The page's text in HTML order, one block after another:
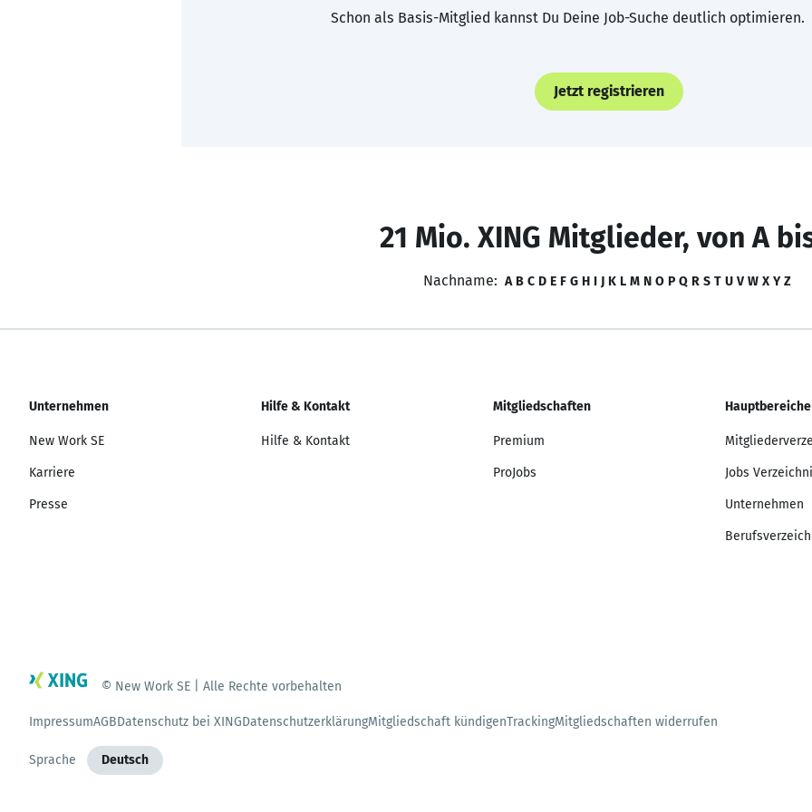
Schon als Basis-Mitglied kannst Du Deine Job-Suche deutlich optimieren.
Jetzt registrieren
21 Mio. XING Mitglieder, von A
Nachname: A B C D E F G H I J K L M N O P Q R S T U V W X Y Z
Unternehmen
New Work SE
Karriere
Presse
Hilfe & Kontakt
Hilfe & Kontakt
Mitgliedschaften
Premium
ProJobs
Hauptbereiche
Jobs
Unternehmen
© New Work SE | Alle Rechte vorbehalten
ImpressumAGBDatenschutz bei XINGDatenschutzerklärungMitgliedschaft kündigenTrackingMitgliedschaften widerrufen
Sprache Deutsch